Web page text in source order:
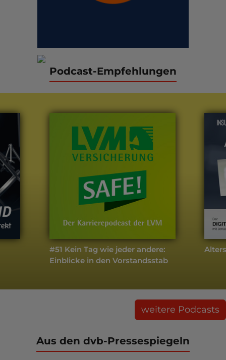
Podcast-Empfehlungen
#51 Kein Tag wie jeder andere:
Einblicke in den Vorstandsstab
weitere Podcasts
Aus den dvb-Pressespiegeln